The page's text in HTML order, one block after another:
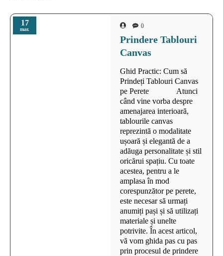
17
mar. 0
Prindere Tablouri
Canvas
Ghid Practic: Cum să
Prindeți Tablouri Canvas
pe Perete Atunci
când vine vorba despre
amenajarea interioară,
tablourile canvas
reprezintă o modalitate
ușoară și elegantă de a
adăuga personalitate și stil
oricărui spațiu. Cu toate
acestea, pentru a le
amplasa în mod
corespunzător pe perete,
este necesar să urmați
anumiți pași și să utilizați
materiale și unelte
potrivite. În acest articol,
vă vom ghida pas cu pas
prin procesul de prindere